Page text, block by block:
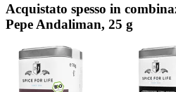
Acquistato spesso in
Pepe Andaliman, 25 g